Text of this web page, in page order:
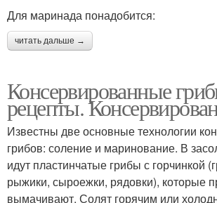
Для маринада понадобится:
читать дальше →
Консервированные
рецепты.
Известны две основные технологии
грибов: соление и маринование. В
идут пластинчатые грибы с горчинкой
рыжики, сыроежки, рядовки), которые
вымачивают. Солят горячим или